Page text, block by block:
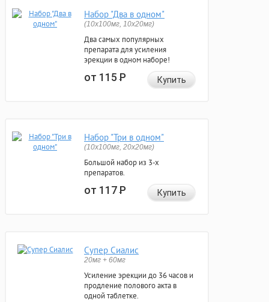
Набор "Два в одном"
(10x100мг, 10x20мг)
Два самых популярных
препарата для усиления
эрекции в одном наборе!
от 115Р Купить
Набор "Три в одном"
(10x100мг, 20x20мг)
Большой набор из 3-х
препаратов.
от 117Р Купить
Супер Сиалис
20мг + 60мг
Усиление эрекции до 36 часов и
продление полового акта в
одной таблетке.